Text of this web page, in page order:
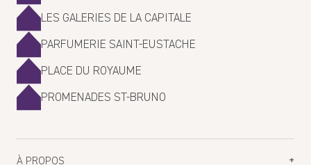
LES GALERIES DE LA CAPITALE
PARFUMERIE SAINT-EUSTACHE
PLACE DU ROYAUME
PROMENADES ST-BRUNO
À PROPOS